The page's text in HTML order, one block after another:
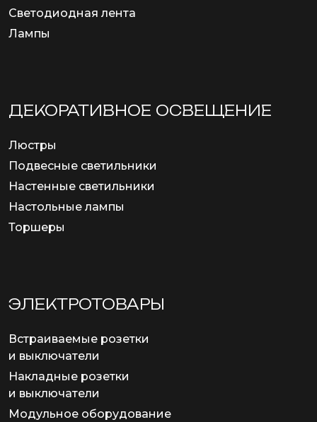
Светодиодная лента
Лампы
ДЕКОРАТИВНОЕ ОСВЕЩЕНИЕ
Люстры
Подвесные светильники
Настенные светильники
Настольные лампы
Торшеры
ЭЛЕКТРОТОВАРЫ
Встраиваемые розетки
и выключатели
Накладные розетки
и выключатели
Модульное оборудование